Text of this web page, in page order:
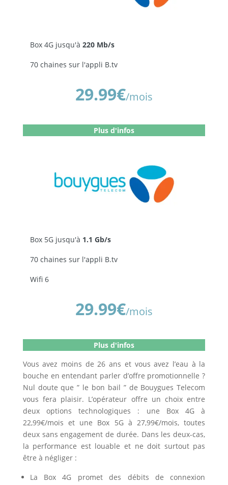
Box 4G jusqu'à 220 Mb/s
70 chaines sur l'appli B.tv
29.99€/mois
Plus d'infos
Box 5G jusqu'à 1.1 Gb/s
70 chaines sur l'appli B.tv
Wifi 6
29.99€/mois
Plus d'infos
Vous avez moins de 26 ans et vous avez l’eau à la
bouche en entendant parler d’offre promotionnelle ?
Nul doute que ” le bon bail ” de Bouygues Telecom
vous fera plaisir. L’opérateur offre un choix entre
deux options technologiques : une Box 4G à
22,99€/mois et une Box 5G à 27,99€/mois, toutes
deux sans engagement de durée. Dans les deux-cas,
la performance est louable et ne doit surtout pas
être à négliger :
La Box 4G promet des débits de connexion